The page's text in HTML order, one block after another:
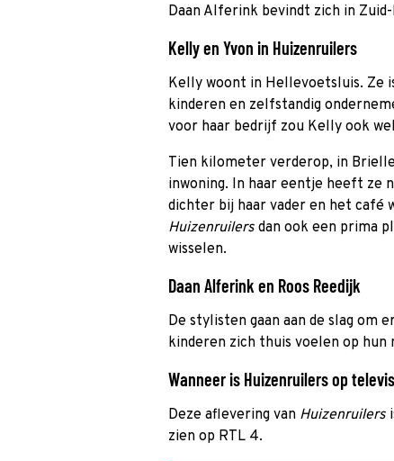
Daan Alferink bevindt zich in
Kelly en Yvon in Huizenruilers
Kelly woont in Hellevoetsluis. Ze
kinderen en zelfstandig
voor haar bedrijf zou Kelly ook
Tien kilometer verderop, in
inwoning. In haar eentje heeft ze
dichter bij haar vader en het café
Huizenruilers dan ook een prima
wisselen.
Daan Alferink en Roos Reedijk
De stylisten gaan aan de slag om
kinderen zich thuis voelen op hun
Wanneer is Huizenruilers op
Deze aflevering van Huizenruilers
zien op RTL 4.